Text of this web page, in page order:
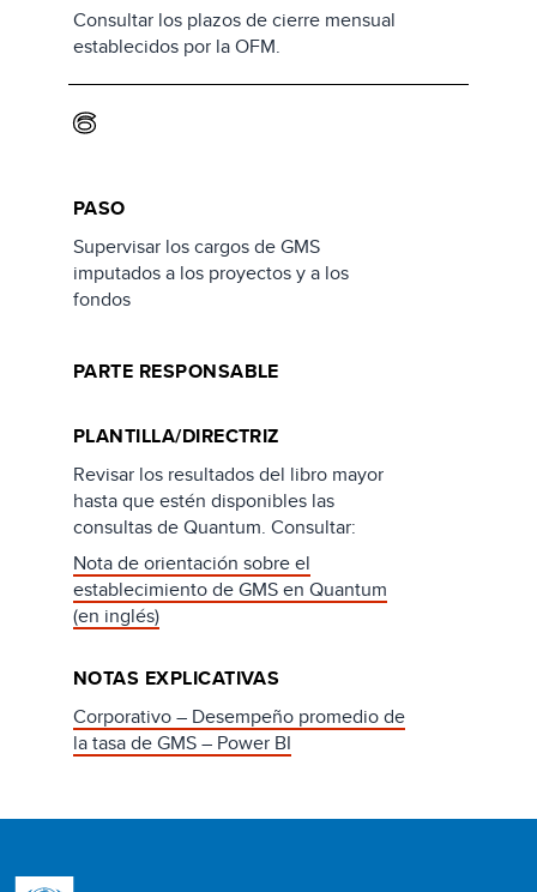
Consultar los plazos de cierre mensual
establecidos por la OFM.
6
PASO
Supervisar los cargos de GMS
imputados a los proyectos y a los
fondos
PARTE RESPONSABLE
PLANTILLA/DIRECTRIZ
Revisar los resultados del libro mayor
hasta que estén disponibles las
consultas de Quantum. Consultar:
Nota de orientación sobre el
establecimiento de GMS en Quantum
(en inglés)
NOTAS EXPLICATIVAS
Corporativo – Desempeño promedio de
la tasa de GMS – Power BI